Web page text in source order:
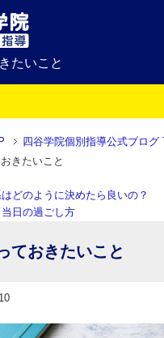
たいこと
四谷学院個別指導公式ブログ
きたいこと
どのように決めたら良いの？
日の過ごし方
ておきたいこと